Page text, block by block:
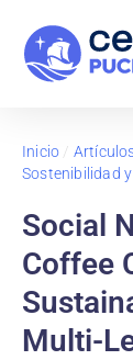
Inicio /
Sostenibilidad
Social
Coffee
Multi-